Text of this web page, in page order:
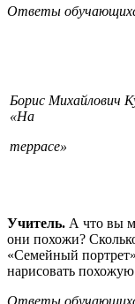
Ответы
Борис Михайлович
«На
террасе»
Учитель. А что вы
они похожи?
«Семейный
нарисовать